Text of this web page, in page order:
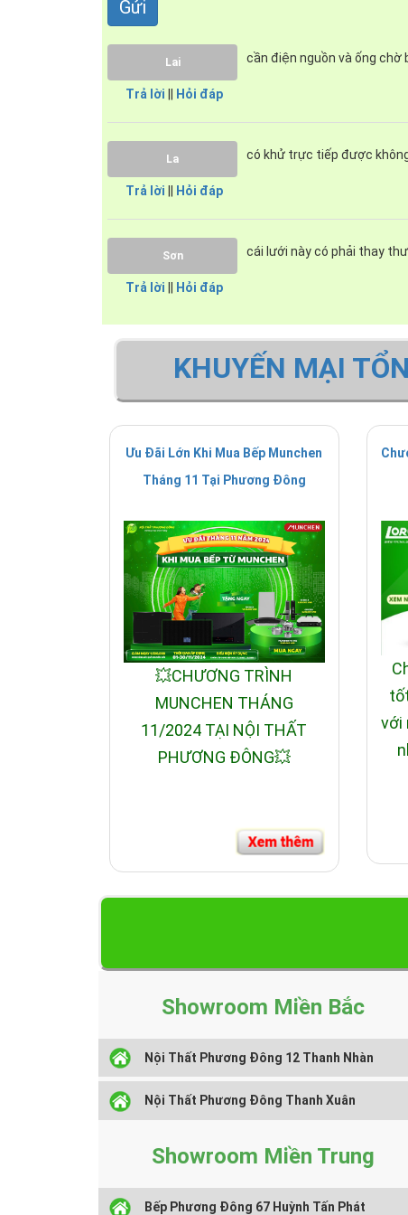
Lai cần điện nguồn và ống chờ
Trả lời Hỏi đáp
La có khử trực tiếp được
Trả lời Hỏi đáp
Sơn cái lưới này có phải thay
Trả lời Hỏi đáp
KHUYẾN MẠI
Ưu Đãi Lớn Khi Mua Bếp Munchen
Tháng 11 Tại Phương Đông
💥CHƯƠNG TRÌNH
MUNCHEN THÁNG
11/2024 TẠI NỘI THẤT
PHƯƠNG ĐÔNG💥
với
Showroom Miền Bắc
Nội Thất Phương Đông 12 Thanh Nhàn
Nội Thất Phương Đông Thanh Xuân
Showroom Miền Trung
Bếp Phương Đông 67 Huỳnh Tấn Phát